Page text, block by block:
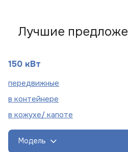
Лучшие
150 кВт
передвижные
в контейнере
в кожухе/ капоте
Модель